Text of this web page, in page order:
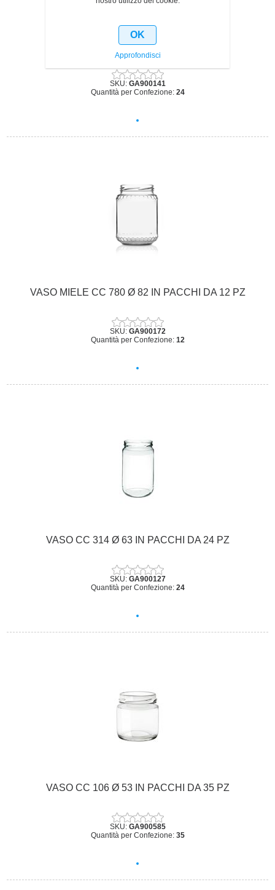
VASO CC 212 Ø 63 IN PACCHI DA 24 PZ
SKU: GA900141
Quantità per Confezione: 24
VASO MIELE CC 780 Ø 82 IN PACCHI DA 12 PZ
SKU: GA900172
Quantità per Confezione: 12
VASO CC 314 Ø 63 IN PACCHI DA 24 PZ
SKU: GA900127
Quantità per Confezione: 24
VASO CC 106 Ø 53 IN PACCHI DA 35 PZ
SKU: GA900585
Quantità per Confezione: 35
OK
Approfondisci